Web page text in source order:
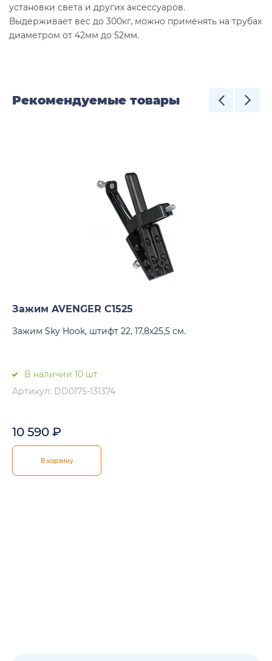
установки света и других аксессуаров.
Выдерживает вес до 300кг, можно применять на трубах
диаметром от 42мм до 52мм.
Рекомендуемые товары
Зажим AVENGER C1525
Зажим Sky Hook, штифт 22, 17,8х25,5 см.
В наличии 10 шт.
Артикул: DD0175-131374
10 590 ₽
В корзину